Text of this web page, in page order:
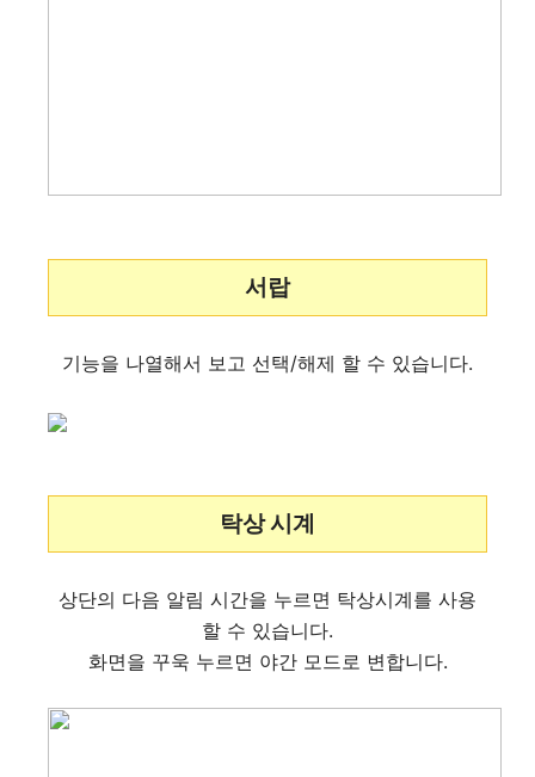
서랍
기능을 나열해서 보고 선택/해제 할 수 있습니다.
탁상 시계
상단의 다음 알림 시간을 누르면 탁상시계를 사용
할 수 있습니다.
화면을 꾸욱 누르면 야간 모드로 변합니다.